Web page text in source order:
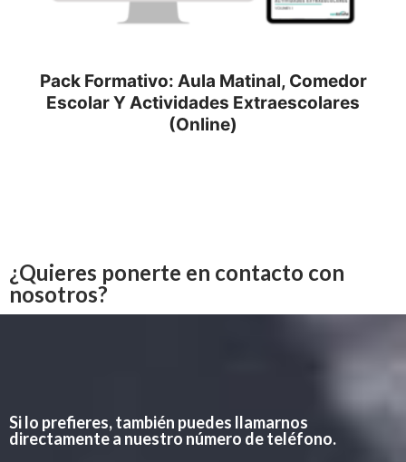
Pack Formativo: Aula Matinal, Comedor
Escolar Y Actividades Extraescolares
(Online)
¿Quieres ponerte en contacto con
nosotros?
Si lo prefieres, también puedes llamarnos
directamente a nuestro número de teléfono.